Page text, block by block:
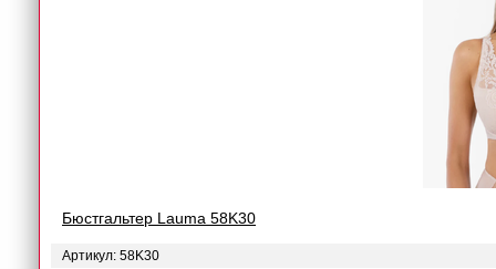
Бюстгальтер Lauma 58K30
Артикул: 58K30